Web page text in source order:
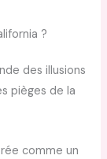
?
des illusions
pièges de la
comme un